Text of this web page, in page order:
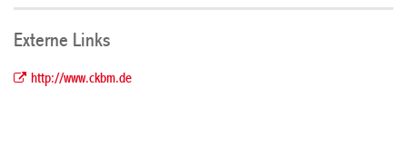
Externe Links
http://www.ckbm.de